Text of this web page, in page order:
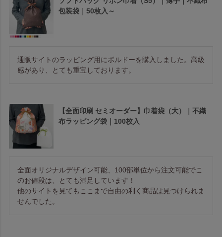
包装袋｜50枚入～
通販サイトのラッピング用にボルドーを購入しました。高級
感があり、とても重宝しております。
【全面印刷 セミオーダー】巾着袋（大）｜不織
布ラッピング袋｜100枚入
全面オリジナルデザイン可能、100部単位から注文可能でこ
のお値段は、とても満足しています！
他のサイトを見てもここまで自由の利く商品は見つけられま
せんでした。